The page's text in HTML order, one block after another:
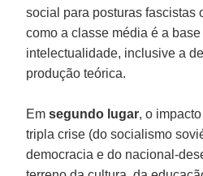
social para posturas fascistas
como a classe média é a
intelectualidade, inclusive a
produção teórica.
Emsegundo lugar, o
tripla crise (do socialismo
democracia e do nacional-